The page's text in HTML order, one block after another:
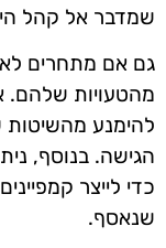
שמדבר אל קהל
גם אם מתחרים לא
מהטעויות שלהם.
להימנע
הגישה. בנוסף,
כדי לייצר
שנאסף.